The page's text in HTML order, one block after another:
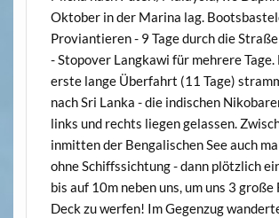
Oktober in der Marina lag.
Proviantieren - 9 Tage durch die
- Stopover Langkawi für mehrere Tage.
erste lange Überfahrt (11 Tage)
nach Sri Lanka - die indischen
links und rechts liegen gelassen.
inmitten der Bengalischen See auch
ohne Schiffssichtung - dann plötzlich
bis auf 10m neben uns, um uns 3 große
Deck zu werfen! Im Gegenzug